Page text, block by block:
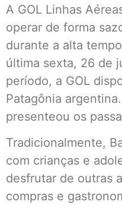
A GOL Linhas
operar de forma
durante a alta
última sexta, 26 de
período, a GOL
Patagônia
presenteou os
Tradicionalmente,
com crianças e
desfrutar de outras
compras e